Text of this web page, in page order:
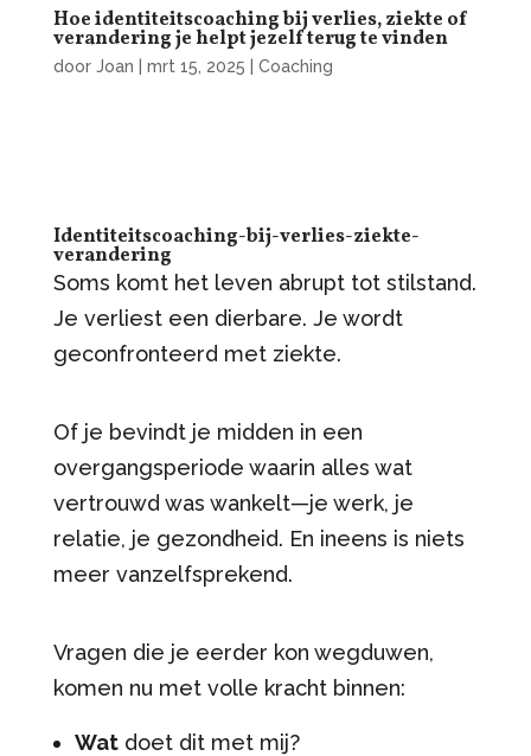
Hoe identiteitscoaching bij verlies, ziekte of
verandering je helpt jezelf terug te vinden
door Joan mrt 15, 2025 Coaching
Identiteitscoaching-bij-verlies-ziekte-
verandering
Soms komt het leven abrupt tot stilstand.
Je verliest een dierbare. Je wordt
geconfronteerd met ziekte.
Of je bevindt je midden in een
overgangsperiode waarin alles wat
vertrouwd was wankelt—je werk, je
relatie, je gezondheid. En ineens is niets
meer vanzelfsprekend.
Vragen die je eerder kon wegduwen,
komen nu met volle kracht binnen:
Watdoet dit met mij?